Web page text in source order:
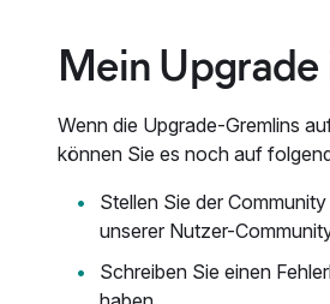
Mein
Wenn die Upgrade-Gremlins
können Sie es noch auf
Stellen Sie der Community
unserer Nutzer-
Schreiben Sie einen